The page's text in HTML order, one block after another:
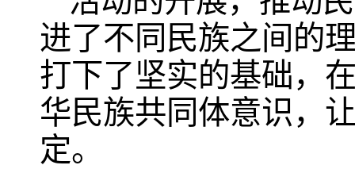
进了不同民族之间的
打下了坚实的基础，
华民族共同体意识，
定。